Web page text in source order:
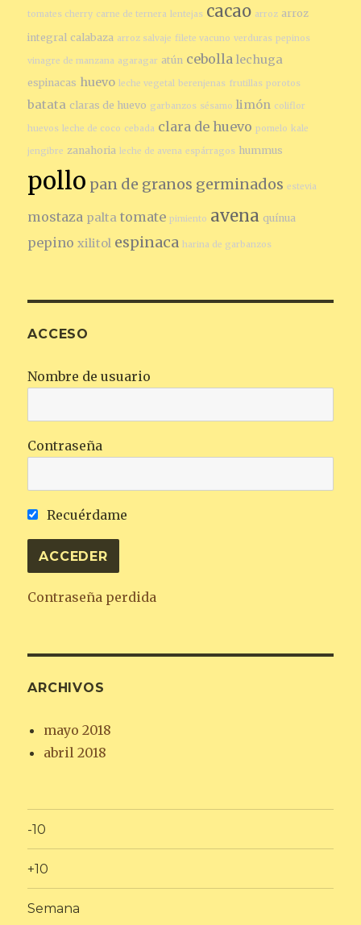
tomates cherry carne de ternera lentejas cacao arroz arroz
integral calabaza arroz salvaje filete vacuno verduras pepinos
vinagre de manzana agaragar atún cebolla lechuga
espinacas huevo leche vegetal berenjenas frutillas porotos
batata claras de huevo garbanzos sésamo limón coliflor
huevos leche de coco cebada clara de huevo pomelo kale
jengibre zanahoria leche de avena espárragos hummus
pollo pan de granos germinados estevia
mostaza palta tomate pimiento avena quínua
pepino xilitol espinaca harina de garbanzos
ACCESO
Nombre de usuario
Contraseña
Recuérdame
Contraseña perdida
ARCHIVOS
mayo 2018
abril 2018
-10
+10
Semana